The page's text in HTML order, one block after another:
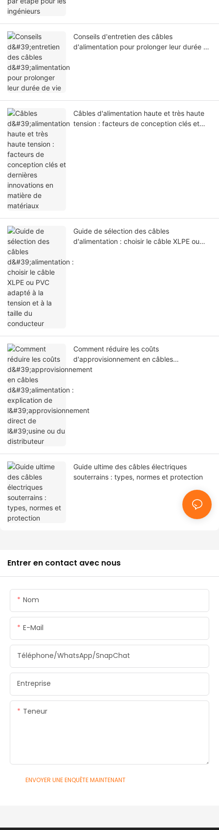
Conseils d'entretien des câbles
d'alimentation pour prolonger leur durée de
Câbles d'alimentation haute et très haute
tension : facteurs de conception clés et
Guide de sélection des câbles
d'alimentation : choisir le câble XLPE ou
Comment réduire les coûts
d'approvisionnement en câbles
d'alimentation : explication de
Guide ultime des câbles électriques
souterrains : types, normes et protection
Entrer en contact avec nous
Nom
E-Mail
Téléphone/WhatsApp/SnapChat
Entreprise
Teneur
ENVOYER UNE ENQUÊTE MAINTENANT